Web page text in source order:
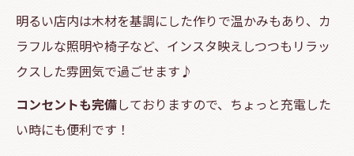
明るい店内は木材を基調にした作りで温かみもあり、カ
ラフルな照明や椅子など、インスタ映えしつつもリラッ
クスした雰囲気で過ごせます♪
コンセントも完備しておりますので、ちょっと充電した
い時にも便利です！